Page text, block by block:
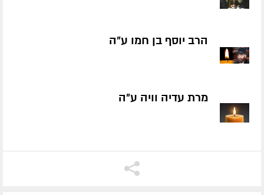
הרב יוסף בן חמו ע״ה
מרת עדיה וויה ע״ה